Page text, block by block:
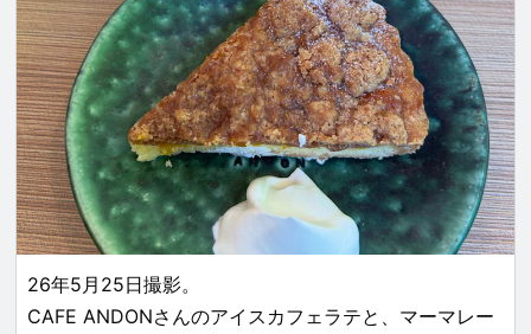
26年5月25日撮影。
CAFE ANDONさんのアイスカフェラテと、マーマレー